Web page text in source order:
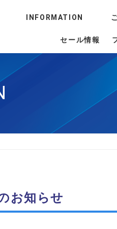
セール情報
INFORMATION
お知らせ